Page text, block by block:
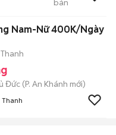
bán
Nam-Nữ 400K/Ngày
Đức (P. An Khánh mới)
Thanh